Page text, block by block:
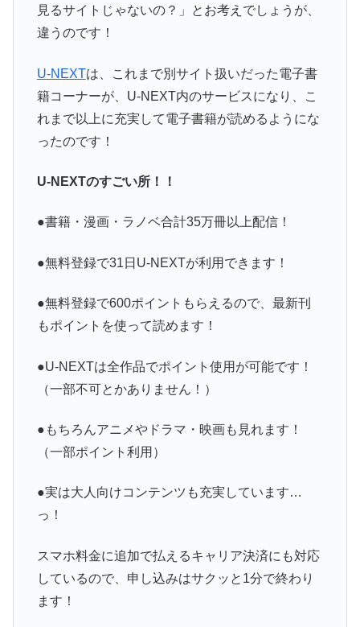
見るサイトじゃないの？」とお考えでしょうが、
違うのです！
U-NEXTは、これまで別サイト扱いだった電子書
籍コーナーが、U-NEXT内のサービスになり、こ
れまで以上に充実して電子書籍が読めるようにな
ったのです！
U-NEXTのすごい所！！
●書籍・漫画・ラノベ合計35万冊以上配信！
●無料登録で31日U-NEXTが利用できます！
●無料登録で600ポイントもらえるので、最新刊
もポイントを使って読めます！
●U-NEXTは全作品でポイント使用が可能です！
（一部不可とかありません！）
●もちろんアニメやドラマ・映画も見れます！
（一部ポイント利用）
●実は大人向けコンテンツも充実しています…
っ！
スマホ料金に追加で払えるキャリア決済にも対応
しているので、申し込みはサクッと1分で終わり
ます！